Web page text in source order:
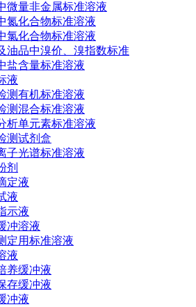
微量非金属标准溶液
氮化合物标准溶液
氯化合物标准溶液
油品中溴价、溴指数标准
盐含量标准溶液
液
测有机标准溶液
测混合标准溶液
析单元素标准溶液
测试剂盒
子光谱标准溶液
剂
定液
液
示液
冲溶液
定用标准溶液
液
养缓冲液
存缓冲液
冲液